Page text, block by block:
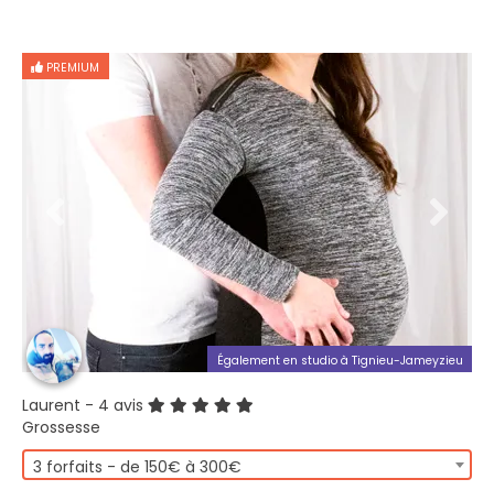
PREMIUM
Également en studio à Tignieu-Jameyzieu
Laurent - 4 avis
Grossesse
3 forfaits - de 150€ à 300€